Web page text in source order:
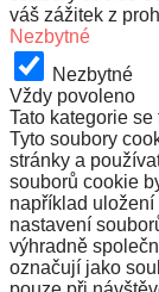
váš zážitek z
Nezbytné
Nezbytné
Vždy povoleno
Tato kategorie
Tyto soubory
stránky a
souborů cookie
například
nastavení
výhradně
označují jako